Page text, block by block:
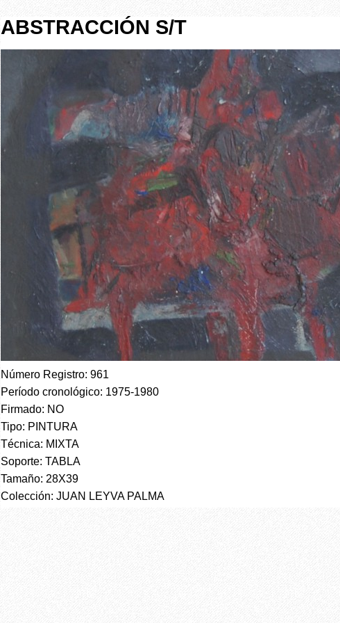
ABSTRACCIÓN S/T
Número Registro: 961
Período cronológico: 1975-1980
Firmado: NO
Tipo: PINTURA
Técnica: MIXTA
Soporte: TABLA
Tamaño: 28X39
Colección: JUAN LEYVA PALMA